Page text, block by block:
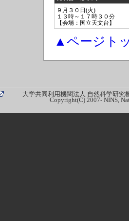
９月３０日(火)
１３時～１７時３０分
【会場：国立天文台】
▲ページト
大学共同利用機関法人 自然科学研究
Copyright(C) 2007- NINS,